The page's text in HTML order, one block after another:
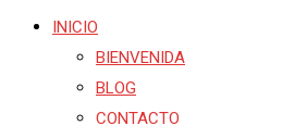
INICIO
BIENVENIDA
BLOG
CONTACTO